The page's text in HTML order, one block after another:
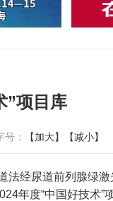
”项目库
号： 【加大】 【减小】
经尿道前列腺绿激
年度“中国好技术”